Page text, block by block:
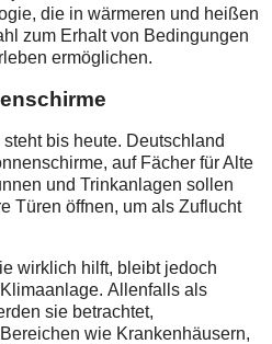
die in wärmeren und heißen
zum Erhalt von Bedingungen
ermöglichen.
bis heute. Deutschland
auf Fächer für Alte
und Trinkanlagen sollen
Türen öffnen, um als Zuflucht
wirklich hilft, bleibt jedoch
Allenfalls als
sie betrachtet,
wie Krankenhäusern,